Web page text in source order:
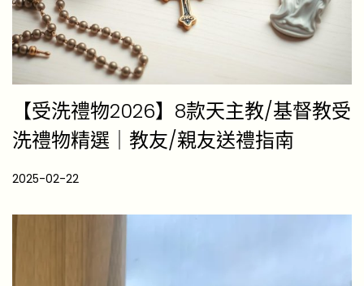
【受洗禮物2026】8款天主教/基督教受
洗禮物精選｜教友/親友送禮指南
P
2025-02-22